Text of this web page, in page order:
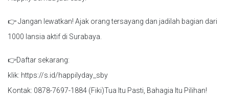
👉 Jangan lewatkan! Ajak orang tersayang dan jadilah bagian dari
1000 lansia aktif di Surabaya.
👉Daftar sekarang:
klik: https://s.id/happilyday_sby
Kontak: 0878-7697-1884 (Fiki)Tua Itu Pasti, Bahagia Itu Pilihan!